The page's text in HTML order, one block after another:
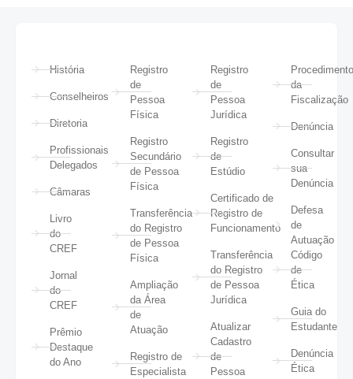
História
Conselheiros
Diretoria
Profissionais
Delegados
Câmaras
Livro
do
CREF
Jornal
do
CREF
Prêmio
Destaque
do Ano
Registro
de
Pessoa
Física
Registro
Secundário
de Pessoa
Física
Transferência
do Registro
de Pessoa
Física
Ampliação
da Área
de
Atuação
Registro de
Especialista
Registro
de
Pessoa
Jurídica
Registro
de
Estúdio
Certificado de
Registro de
Funcionamento
Transferência
do Registro
de Pessoa
Jurídica
Atualizar
Cadastro
de
Pessoa
da
Fiscalização
Denúncia
Consultar
sua
Denúncia
Defesa
de
Autuação
Código
de
Ética
Guia do
Estudante
Denúncia
Ética